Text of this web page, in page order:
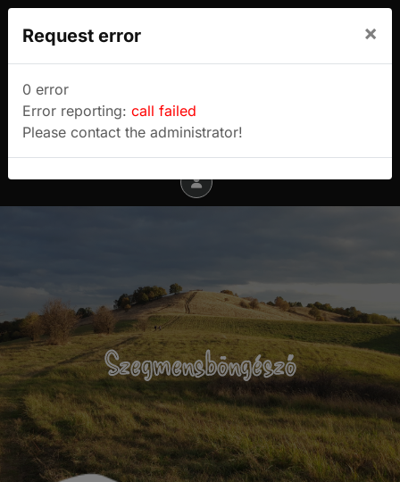
Sulyok Gábor túrablogja
Menu
Szegmensböngésző
Request error ×
0 error
Error reporting: call failed
Please contact the administrator!